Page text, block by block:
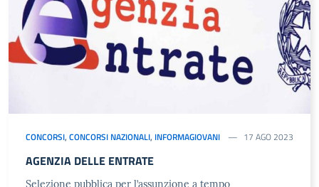
CONCORSI, CONCORSI NAZIONALI, INFORMAGIOVANI 17 AGO 2023
AGENZIA DELLE ENTRATE
Selezione pubblica per l’assunzione a tempo